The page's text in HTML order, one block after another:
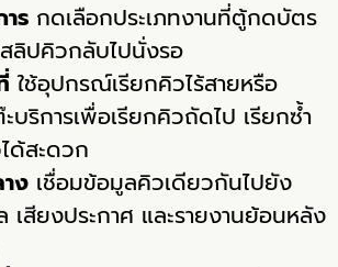
ร กดเลือกประเภทงานที่ตู้กดบัตร
ลิปคิวกลับไปนั่งรอ
ใช้อุปกรณ์เรียกคิวไร้สายหรือ
บริการเพื่อเรียกคิวถัดไป เรียกซ้ำ
ด้สะดวก
ง เชื่อมข้อมูลคิวเดียวกันไปยัง
สียงประกาศ และรายงานย้อนหลัง